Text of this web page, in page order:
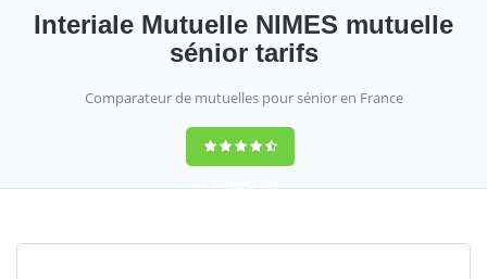
Interiale Mutuelle NIMES mutuelle
sénior tarifs
Comparateur de mutuelles pour sénior en France
9,2(100%)452